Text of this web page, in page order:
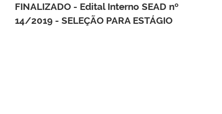
FINALIZADO - Edital Interno SEAD nº
14/2019 - SELEÇÃO PARA ESTÁGIO